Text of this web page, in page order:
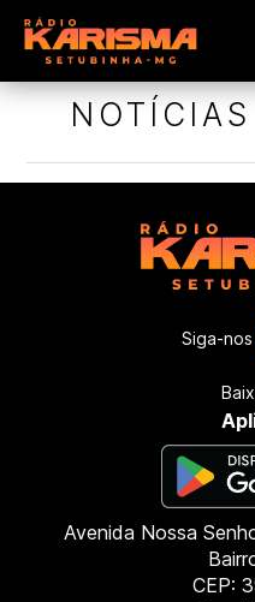
Avenida Nossa
CEP:
Siga-nos